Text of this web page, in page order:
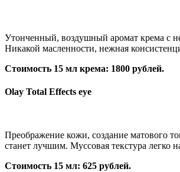
Утонченный, воздушный аромат крема с
Никакой масленности, нежная
Стоимость 15 мл крема: 1800 рублей.
Olay Total Effects eye
Преображение кожи, создание матового
станет лучшим. Муссовая текстура легко
Стоимость 15 мл: 625 рублей.